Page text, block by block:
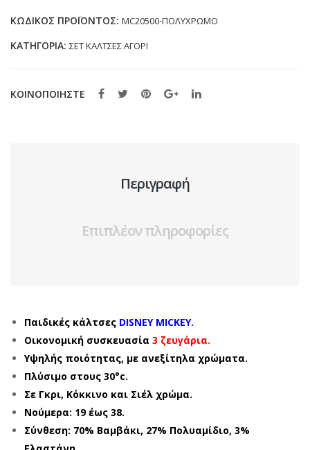
MC20500
(19-
ΚΩΔΙΚΌΣ ΠΡΟΪΌΝΤΟΣ: MC20500-ΠΟΛΥΧΡΩΜΟ
ΚΑΤΗΓΟΡΊΑ: ΣΕΤ ΚΑΛΤΣΕΣ ΑΓΟΡΙ
ΚΟΙΝΟΠΟΙΗΣΤΕ
Περιγραφή
Επιπλέον πληροφορίες
Παιδικές κάλτσες DISNEY MICKEY.
Οικονομική συσκευασία 3 ζευγάρια.
Υψηλής ποιότητας, με ανεξίτηλα χρώματα.
Πλύσιμο στους 30°c.
Σε Γκρι, Κόκκινο και Σιέλ χρώμα.
Νούμερα: 19 έως 38.
Σύνθεση: 70% Βαμβάκι, 27% Πολυαμίδιο, 3%